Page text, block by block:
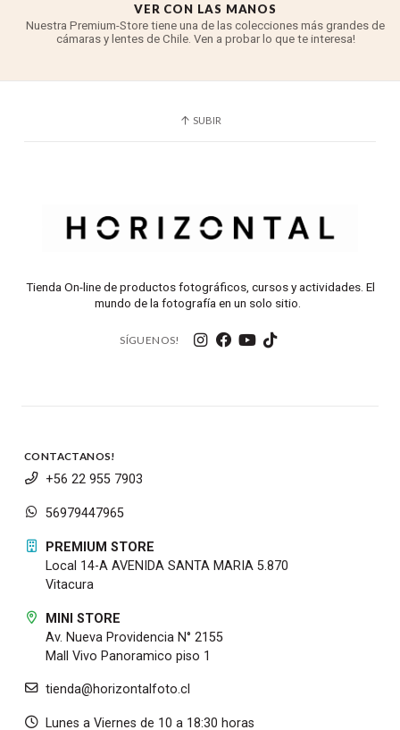
VER CON LAS MANOS
Nuestra Premium-Store tiene una de las colecciones más grandes de
cámaras y lentes de Chile. Ven a probar lo que te interesa!
SUBIR
Tienda On-line de productos fotográficos, cursos y actividades. El
mundo de la fotografía en un solo sitio.
SÍGUENOS!
CONTACTANOS!
+56 22 955 7903
56979447965
PREMIUM STORE
Local 14-A AVENIDA SANTA MARIA 5.870
Vitacura
MINI STORE
Av. Nueva Providencia N° 2155
Mall Vivo Panoramico piso 1
tienda@horizontalfoto.cl
Lunes a Viernes de 10 a 18:30 horas